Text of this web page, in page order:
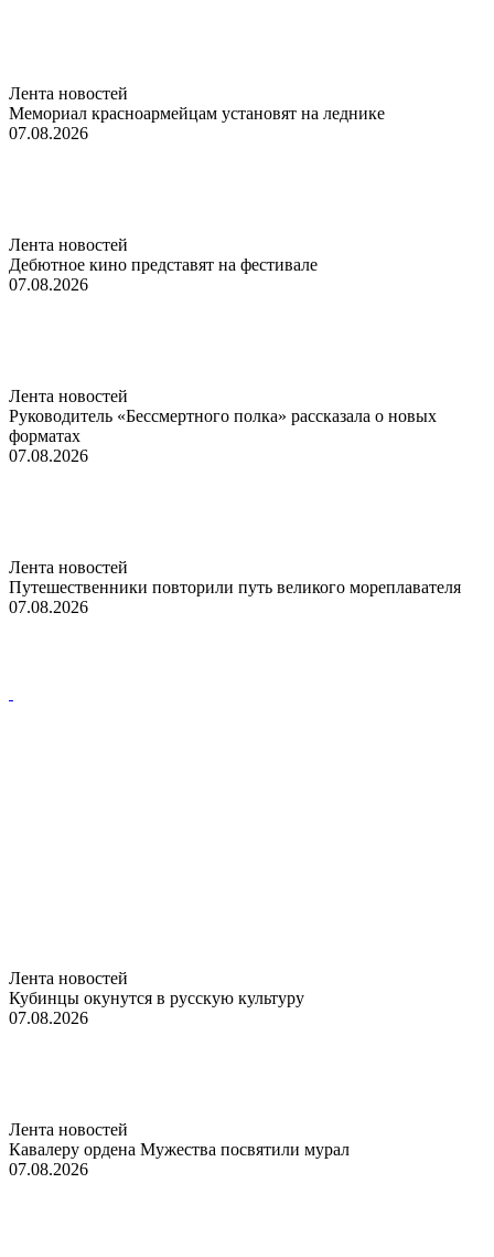
Лента новостей
Мемориал красноармейцам установят на леднике
07.08.2026
Лента новостей
Дебютное кино представят на фестивале
07.08.2026
Лента новостей
Руководитель «Бессмертного полка» рассказала о новых
форматах
07.08.2026
Лента новостей
Путешественники повторили путь великого мореплавателя
07.08.2026
Лента новостей
Кубинцы окунутся в русскую культуру
07.08.2026
Лента новостей
Кавалеру ордена Мужества посвятили мурал
07.08.2026